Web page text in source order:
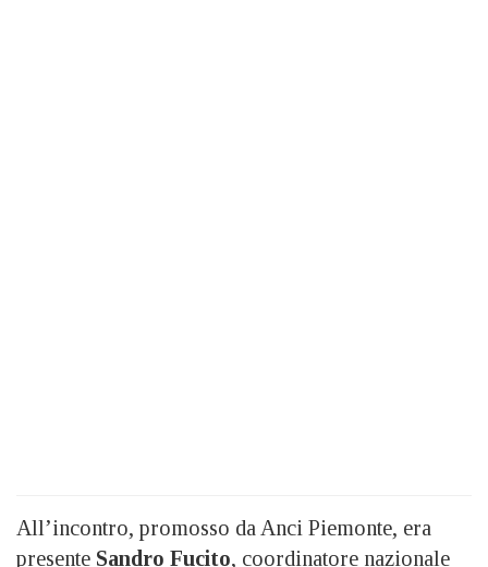
All’incontro, promosso da Anci Piemonte, era
presente Sandro Fucito, coordinatore nazionale